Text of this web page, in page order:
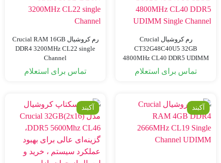
رم کروشیال Crucial
CT32G48C40U5 32GB
4800MHz CL40 DDR5 UDIMM
Single Channel
تماس برای استعلام
رم کروشیال Crucial RAM 16GB
DDR4 3200MHz CL22 single
Channel
تماس برای استعلام
آکبند آکبند